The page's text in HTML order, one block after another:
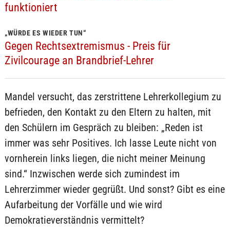
funktioniert
„WÜRDE ES WIEDER TUN“
Gegen Rechtsextremismus - Preis für
Zivilcourage an Brandbrief-Lehrer
Mandel versucht, das zerstrittene Lehrerkollegium zu
befrieden, den Kontakt zu den Eltern zu halten, mit
den Schülern im Gespräch zu bleiben: „Reden ist
immer was sehr Positives. Ich lasse Leute nicht von
vornherein links liegen, die nicht meiner Meinung
sind.“ Inzwischen werde sich zumindest im
Lehrerzimmer wieder gegrüßt. Und sonst? Gibt es eine
Aufarbeitung der Vorfälle und wie wird
Demokratieverständnis vermittelt?